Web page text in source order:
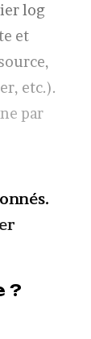
log
et
etc.).
par
?